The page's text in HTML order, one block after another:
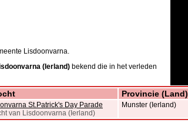
Lisdoonvarna.
(Ierland) bekend die in het verleden
Provincie (Land)
St.Patrick's Day Parade
van Lisdoonvarna (Ierland)
Munster (Ierland)